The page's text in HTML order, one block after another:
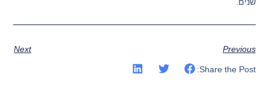
שנים.
Previous
Next
Share the Post: